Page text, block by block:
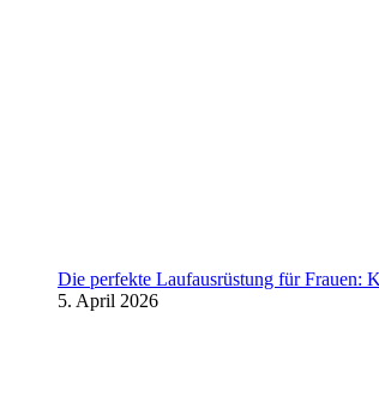
Die perfekte Laufausrüstung für Frauen:
5. April 2026